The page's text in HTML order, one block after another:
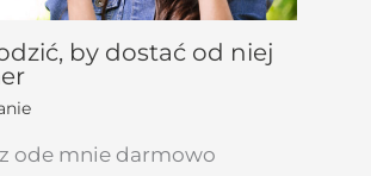
by dostać od niej
ode mnie darmowo